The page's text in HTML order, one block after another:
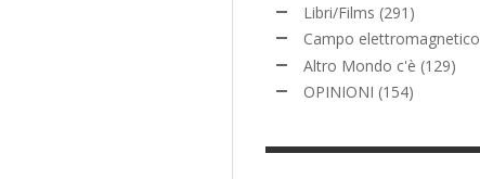
Libri/Films (291)
Campo elettromagnetico
Altro Mondo c'è (129)
OPINIONI (154)